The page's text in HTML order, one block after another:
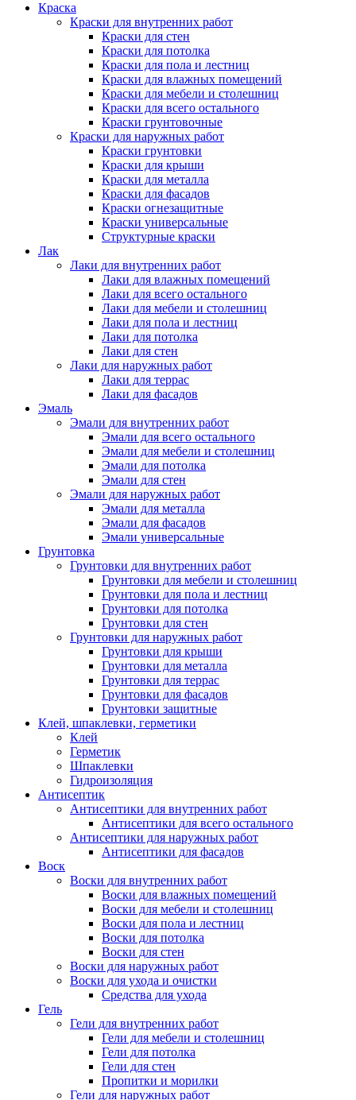
Краска
Краски для внутренних работ
Краски для стен
Краски для потолка
Краски для пола и лестниц
Краски для влажных помещений
Краски для мебели и столешниц
Краски для всего остального
Краски грунтовочные
Краски для наружных работ
Краски грунтовки
Краски для крыши
Краски для металла
Краски для фасадов
Краски огнезащитные
Краски универсальные
Структурные краски
Лак
Лаки для внутренних работ
Лаки для влажных помещений
Лаки для всего остального
Лаки для мебели и столешниц
Лаки для пола и лестниц
Лаки для потолка
Лаки для стен
Лаки для наружных работ
Лаки для террас
Лаки для фасадов
Эмаль
Эмали для внутренних работ
Эмали для всего остального
Эмали для мебели и столешниц
Эмали для потолка
Эмали для стен
Эмали для наружных работ
Эмали для металла
Эмали для фасадов
Эмали универсальные
Грунтовка
Грунтовки для внутренних работ
Грунтовки для мебели и столешниц
Грунтовки для пола и лестниц
Грунтовки для потолка
Грунтовки для стен
Грунтовки для наружных работ
Грунтовки для крыши
Грунтовки для металла
Грунтовки для террас
Грунтовки для фасадов
Грунтовки защитные
Клей, шпаклевки, герметики
Клей
Герметик
Шпаклевки
Гидроизоляция
Антисептик
Антисептики для внутренних работ
Антисептики для всего остального
Антисептики для наружных работ
Антисептики для фасадов
Воск
Воски для внутренних работ
Воски для влажных помещений
Воски для мебели и столешниц
Воски для пола и лестниц
Воски для потолка
Воски для стен
Воски для наружных работ
Воски для ухода и очистки
Средства для ухода
Гель
Гели для внутренних работ
Гели для мебели и столешниц
Гели для потолка
Гели для стен
Пропитки и морилки
Гели для наружных работ